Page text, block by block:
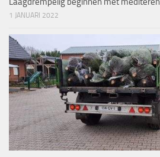
1 JANUARI 2022